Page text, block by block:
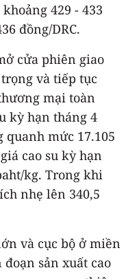
429 - 433
đồng/DRC.
cửa phiên giao
và tiếp tục
mại toàn
kỳ hạn tháng 4
mức 17.105
cao su kỳ hạn
kg. Trong khi
nhẹ lên 340,5
và cục bộ ở miền
sản xuất cao